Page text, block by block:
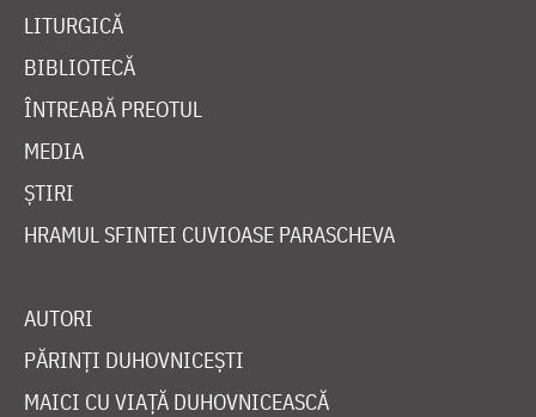
LITURGICĂ
BIBLIOTECĂ
ÎNTREABĂ PREOTUL
MEDIA
ȘTIRI
HRAMUL SFINTEI CUVIOASE PARASCHEVA
AUTORI
PĂRINȚI DUHOVNICEȘTI
MAICI CU VIAȚĂ DUHOVNICEASCĂ